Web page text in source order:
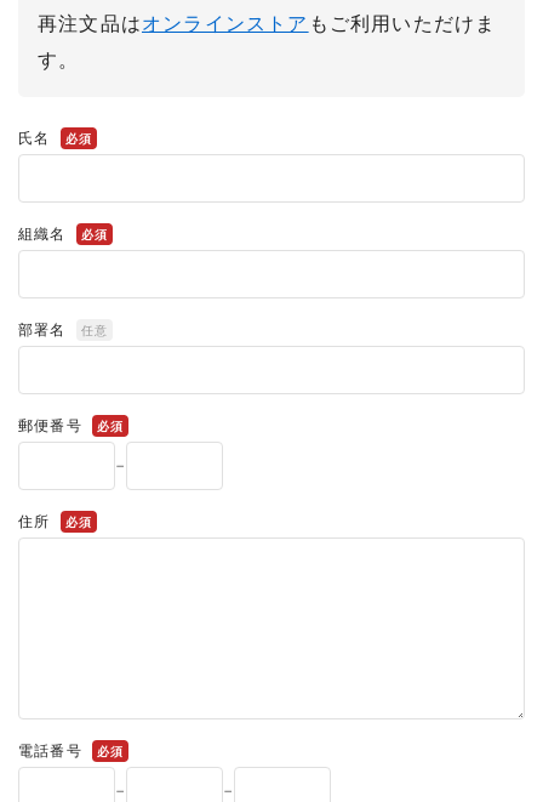
再注文品はオンラインストア もご利用いただけま
す。
氏名 必須
組織名 必須
部署名 任意
郵便番号 必須
-
住所 必須
電話番号 必須
- -